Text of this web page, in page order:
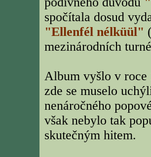
spočítala dosud
"Ellenfél nélküül"
mezinárodních
Album vyšlo v roce
zde se muselo
nenáročného
však nebylo tak
skutečným hitem.